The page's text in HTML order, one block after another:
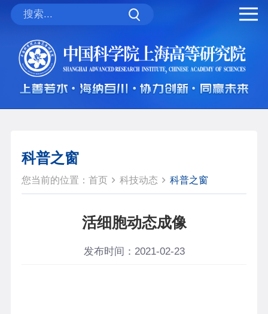
科普之窗
您当前的位置： 首页 科技动态 科普之窗
活细胞动态成像
发布时间：2021-02-23